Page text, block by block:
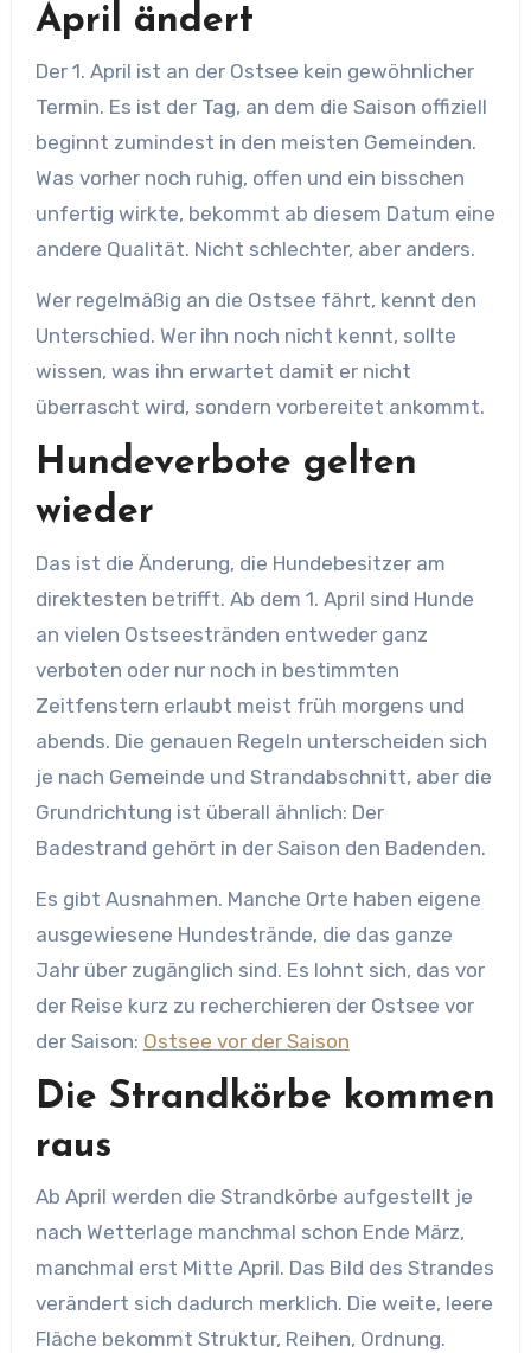
April ändert
Der 1. April ist an der Ostsee kein gewöhnlicher
Termin. Es ist der Tag, an dem die Saison offiziell
beginnt zumindest in den meisten Gemeinden.
Was vorher noch ruhig, offen und ein bisschen
unfertig wirkte, bekommt ab diesem Datum eine
andere Qualität. Nicht schlechter, aber anders.
Wer regelmäßig an die Ostsee fährt, kennt den
Unterschied. Wer ihn noch nicht kennt, sollte
wissen, was ihn erwartet damit er nicht
überrascht wird, sondern vorbereitet ankommt.
Hundeverbote gelten
wieder
Das ist die Änderung, die Hundebesitzer am
direktesten betrifft. Ab dem 1. April sind Hunde
an vielen Ostseestränden entweder ganz
verboten oder nur noch in bestimmten
Zeitfenstern erlaubt meist früh morgens und
abends. Die genauen Regeln unterscheiden sich
je nach Gemeinde und Strandabschnitt, aber die
Grundrichtung ist überall ähnlich: Der
Badestrand gehört in der Saison den Badenden.
Es gibt Ausnahmen. Manche Orte haben eigene
ausgewiesene Hundestrände, die das ganze
Jahr über zugänglich sind. Es lohnt sich, das vor
der Reise kurz zu recherchieren der Ostsee vor
der Saison: Ostsee vor der Saison
Die Strandkörbe kommen
raus
Ab April werden die Strandkörbe aufgestellt je
nach Wetterlage manchmal schon Ende März,
manchmal erst Mitte April. Das Bild des Strandes
verändert sich dadurch merklich. Die weite, leere
Fläche bekommt Struktur, Reihen, Ordnung.